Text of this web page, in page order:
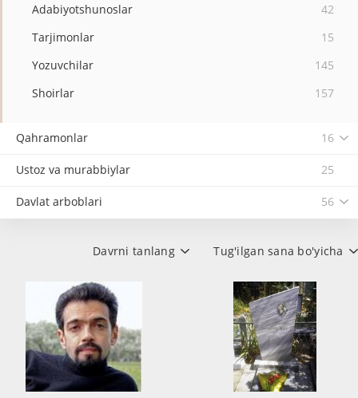
Adabiyotshunoslar
42
Tarjimonlar
15
Yozuvchilar
145
Shoirlar
157
Qahramonlar 16
Ustoz va murabbiylar 25
Davlat arboblari 56
Tug'ilgan sana bo'yicha
Davrni tanlang